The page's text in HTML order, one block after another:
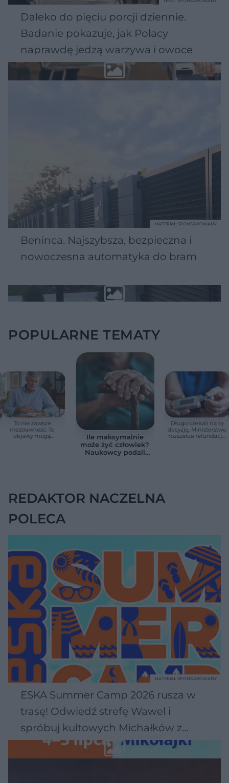
Daleko do pięciu porcji dziennie.
Badanie pokazuje, jak Polacy
naprawdę jedzą warzywa i owoce
Beninca. Najszybsza, bezpieczna i
nowoczesna automatyka do bram
MATERIAŁ SPONSOROWANY
POPULARNE TEMATY
To nie zawsze
niestrawność. Te
objawy mogą
Ile maksymalnie
może żyć człowiek?
Naukowcy podali
Długo czekali na tę
decyzję. Ministerstwo
rozszerza refundację
REDAKTOR NACZELNA
POLECA
ESKA Summer Camp 2026 rusza w
trasę! Odwiedź strefę Wawel i
spróbuj kultowych Michałków z
Wawelu
MATERIAŁ SPONSOROWANY